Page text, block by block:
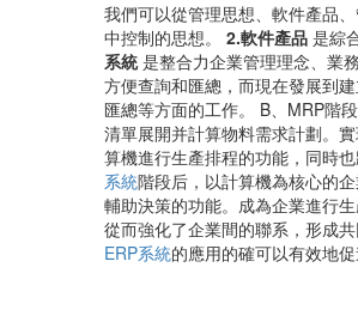
我們可以從管理思想、軟件產品
中控制的思想。 2.軟件產品 是綜
系統是整合力企業管理理念、業
方便查詢和匯總，而現在發展到
匯總等方面的工作。 B、MRP階
清單展開并計算物料需求計劃。
算機進行生產排程的功能，同時
系統階段后，以計算機為核心的
輔助決策的功能。成為企業進行
從而強化了企業間的聯系，形成
ERP系統的應用的確可以有效地